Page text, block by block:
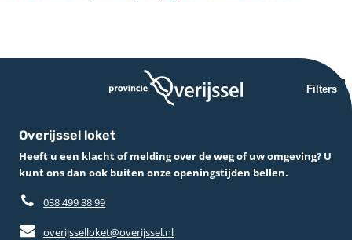
Filters
Overijssel loket
Heeft u een klacht of melding over de weg of uw omgeving? U
kunt ons dan ook buiten onze openingstijden bellen.
038 499 88 99
overijsselloket@overijssel.nl